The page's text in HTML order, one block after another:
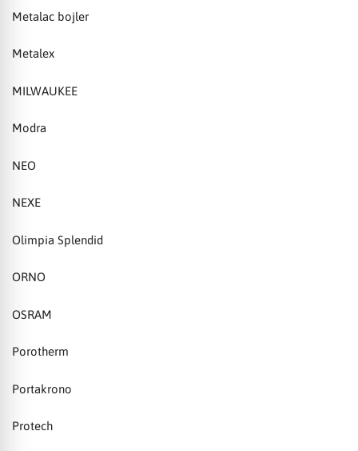
Metalac bojler
Metalex
MILWAUKEE
Modra
NEO
NEXE
Olimpia Splendid
ORNO
OSRAM
Porotherm
Portakrono
Protech